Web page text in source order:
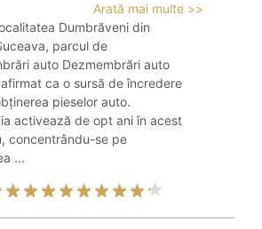
Arată mai multe >>
Dumbrăveni din
parcul de
auto Dezmembrări auto
ca o sursă de încredere
pieselor auto.
activează de opt ani în acest
concentrându-se pe
...